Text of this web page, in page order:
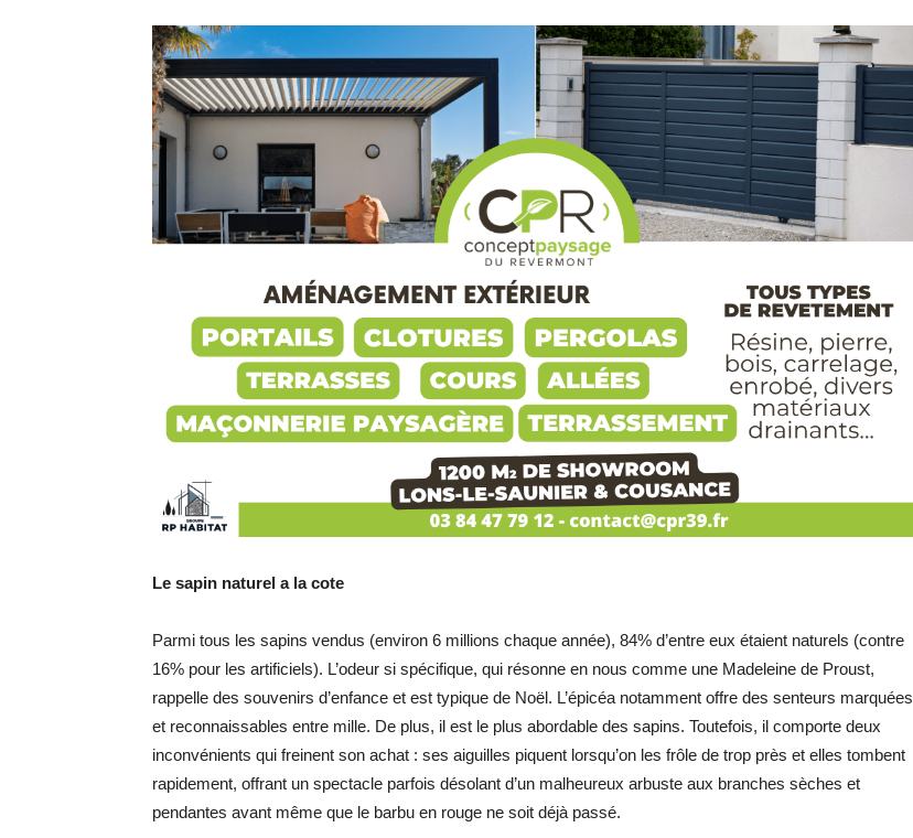
Le sapin naturel a la cote
Parmi tous les sapins vendus (environ 6 millions chaque année), 84% d’entre eux étaient naturels (contre
16% pour les artificiels). L’odeur si spécifique, qui résonne en nous comme une Madeleine de Proust,
rappelle des souvenirs d’enfance et est typique de Noël. L’épicéa notamment offre des senteurs marquées
et reconnaissables entre mille. De plus, il est le plus abordable des sapins. Toutefois, il comporte deux
inconvénients qui freinent son achat : ses aiguilles piquent lorsqu’on les frôle de trop près et elles tombent
rapidement, offrant un spectacle parfois désolant d’un malheureux arbuste aux branches sèches et
pendantes avant même que le barbu en rouge ne soit déjà passé.